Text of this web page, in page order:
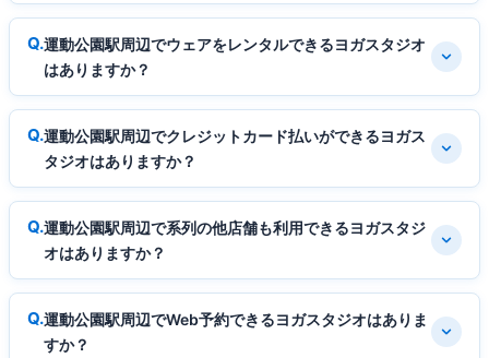
運動公園駅周辺でウェアをレンタルできるヨガスタジオ
はありますか？
運動公園駅周辺でクレジットカード払いができるヨガス
タジオはありますか？
運動公園駅周辺で系列の他店舗も利用できるヨガスタジ
オはありますか？
運動公園駅周辺でWeb予約できるヨガスタジオはありま
すか？